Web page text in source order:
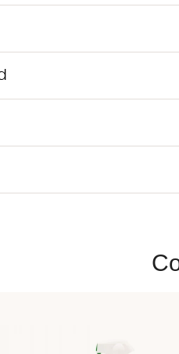
TEXTILRENGÖRING 500ml